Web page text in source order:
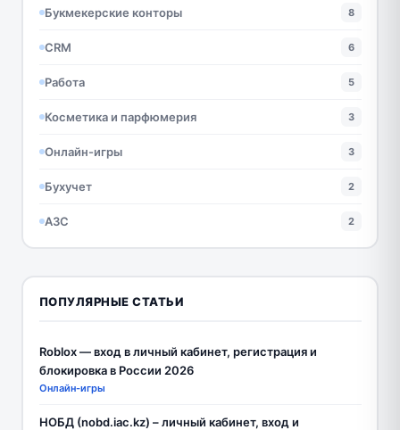
Букмекерские конторы 8
CRM 6
Работа 5
Косметика и парфюмерия 3
Онлайн-игры 3
Бухучет 2
АЗС 2
ПОПУЛЯРНЫЕ СТАТЬИ
Roblox — вход в личный кабинет, регистрация и
блокировка в России 2026
Онлайн-игры
НОБД (nobd.iac.kz) – личный кабинет, вход и